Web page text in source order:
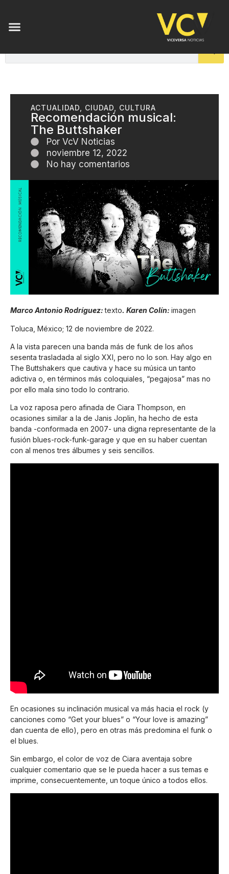
ACTUALIDAD CIUDAD CULTURA
Recomendación musical:
The Buttshaker
Por VcV Noticias
noviembre 12, 2022
No hay comentarios
Marco Antonio Rodríguez:texto. Karen Colín: imagen
Toluca, México; 12 de noviembre de 2022.
A la vista parecen una banda más de funk de los años
sesenta trasladada al siglo XXI, pero no lo son. Hay algo en
The Buttshakers que cautiva y hace su música un tanto
adictiva o, en términos más coloquiales, “pegajosa” mas no
por ello mala sino todo lo contrario.
La voz raposa pero afinada de Ciara Thompson, en
ocasiones similar a la de Janis Joplin, ha hecho de esta
banda -conformada en 2007- una digna representante de la
fusión blues-rock-funk-garage y que en su haber cuentan
con al menos tres álbumes y seis sencillos.
En ocasiones su inclinación musical va más hacia el rock (y
canciones como “Get your blues” o “Your love is amazing”
dan cuenta de ello), pero en otras más predomina el funk o
el blues.
Sin embargo, el color de voz de Ciara aventaja sobre
cualquier comentario que se le pueda hacer a sus temas e
imprime, consecuentemente, un toque único a todos ellos.